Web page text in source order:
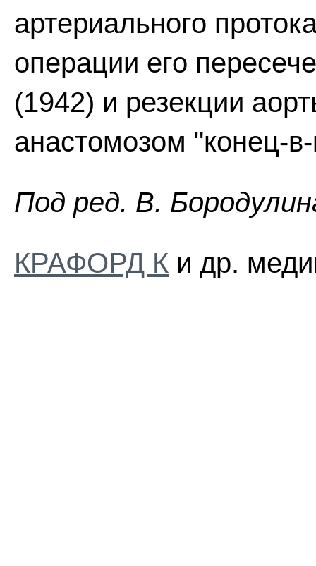
артериального
операции его
(1942) и резекции
анастомозом "конец-
Пoд peд. B.
КРАФОРД К и др.